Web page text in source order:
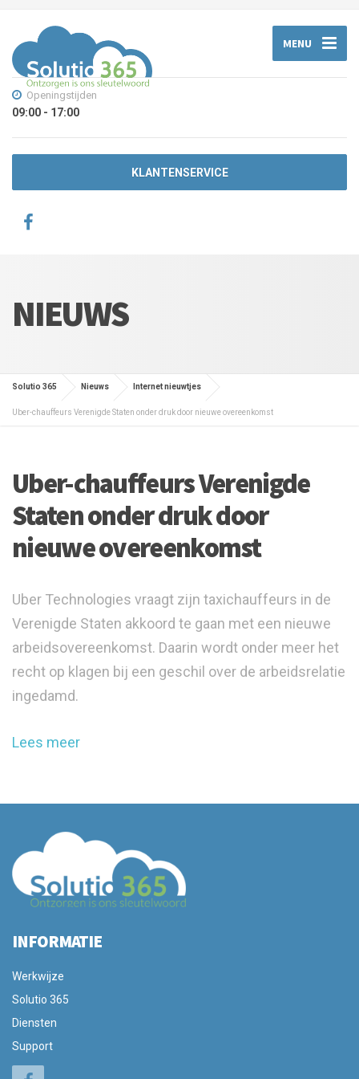
MENU
Openingstijden
09:00 - 17:00
KLANTENSERVICE
NIEUWS
Solutio 365 Nieuws Internet nieuwtjes
Uber-chauffeurs Verenigde Staten onder druk door nieuwe overeenkomst
Uber-chauffeurs Verenigde
Staten onder druk door
nieuwe overeenkomst
Uber Technologies vraagt zijn taxichauffeurs in de
Verenigde Staten akkoord te gaan met een nieuwe
arbeidsovereenkomst. Daarin wordt onder meer het
recht op klagen bij een geschil over de arbeidsrelatie
ingedamd.
Lees meer
INFORMATIE
Werkwijze
Solutio 365
Diensten
Support